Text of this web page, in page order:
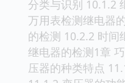
分类与识别 10.1.2
万用表检测继电器
的检测 10.2.2 时间
继电器的检测1章
压器的种类特点